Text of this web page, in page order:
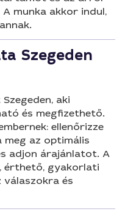
munka akkor indul,
Szegeden
aki
és megfizethető.
ellenőrizze
meg az optimális
adjon árajánlatot. A
érthető, gyakorlati
válaszokra és